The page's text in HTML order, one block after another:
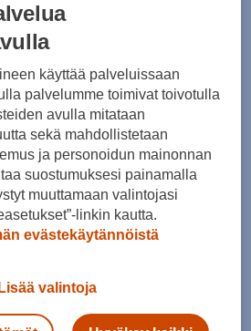
ostoskoriin
Myymälät:
käyttää palveluissaan
palvelumme toimivat toivotulla
avulla mitataan
sekä mahdollistetaan
ja personoidun mainonnan
suostumuksesi painamalla
muuttamaan valintojasi
linkin kautta.
evästekäytännöistä
Lisää valintoja